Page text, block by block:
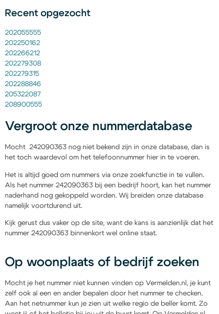
Recent opgezocht
202055555
202250162
202266212
202279308
202279315
202288846
205322087
208900555
Vergroot onze nummerdatabase
Mocht 242090363 nog niet bekend zijn in onze database, dan is
het toch waardevol om het telefoonnummer hier in te voeren.
Het is altijd goed om nummers via onze zoekfunctie in te vullen.
Als het nummer 242090363 bij een bedrijf hoort, kan het nummer
naderhand nog gekoppeld worden. Wij breiden onze database
namelijk voortdurend uit.
Kijk gerust dus vaker op de site, want de kans is aanzienlijk dat het
nummer 242090363 binnenkort wel online staat.
Op woonplaats of bedrijf zoeken
Mocht je het nummer niet kunnen vinden op Vermelden.nl, je kunt
zelf ook al een en ander bepalen door het nummer te checken.
Aan het netnummer kun je zien uit welke regio de beller komt. Zo